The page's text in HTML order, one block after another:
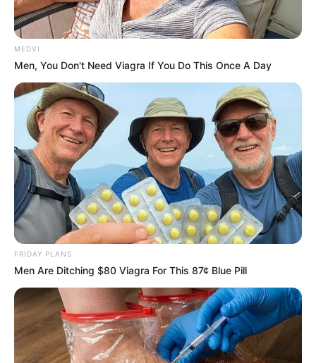
Once Criticized For Her Figure, Now She's Turning
Heads
BRAINBERRIES
Remember Them? These '90s Couples Defined An
Era—See The Complete List
BRAINBERRIES
MEDVI
Men, You Don't Need Viagra If You Do This Once A Day
FRIDAY PLANS
Men Are Ditching $80 Viagra For This 87¢ Blue Pill